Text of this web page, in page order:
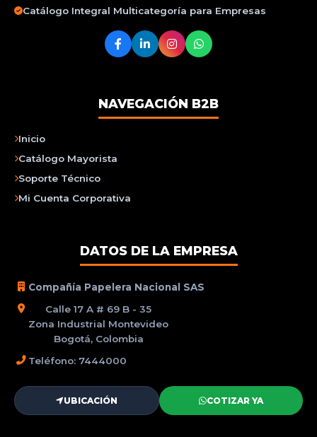
Catálogo Integral Multicategoría para Empresas
NAVEGACIÓN B2B
Inicio
Catálogo Mayorista
Soporte Técnico
Mi Cuenta Corporativa
DATOS DE LA EMPRESA
Compañía Papelera Nacional SAS
Calle 17 A # 69 B - 35
Zona Industrial Montevideo
Bogotá, Colombia
Teléfono: 7444000
UBICACIÓN COTIZAR YA